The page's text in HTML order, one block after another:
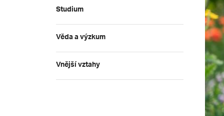
Studium
Věda a výzkum
Vnější vztahy